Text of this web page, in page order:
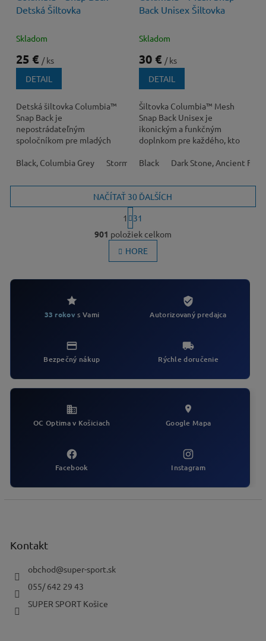
Detská Šiltovka
Skladom
25 € / ks
DETAIL
Detská šiltovka Columbia™
Snap Back je
nepostrádateľným
spoločníkom pre mladých
aktivít, od turistiky až po hry
Black, Columbia Grey Stormwatch, Lavender Hot Coral, Satin
Back Unisex Šiltovka
Skladom
30 € / ks
DETAIL
Šiltovka Columbia™ Mesh
Snap Back Unisex je
ikonickým a funkčným
doplnkom pre každého, kto
slnkom bez kompromisov v...
Black Dark Stone, Ancient
O
v
l
á
v
NAČÍTAŤ 30 ĎALŠÍCH
S
t
r
á
n
k
v
1
31
901 položiek celkom
HORE
33 rokovs Vami Autorizovaný predajca
Bezpečný nákup Rýchle doručenie
OC Optima v Košiciach Google Mapa
Facebook Instagram
Kontakt
obchod@super-sport.sk
055/ 642 29 43
SUPER SPORT Košice